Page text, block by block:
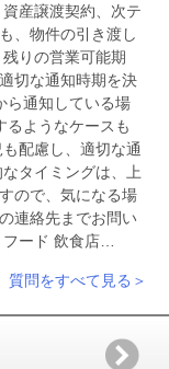
産譲渡契約、次テ
、物件の引き渡し
りの営業可能期
切な通知時期を決
ら通知している場
るようなケースも
配慮し、適切な通
タイミングは、上
ので、気になる場
連絡先までお問い
ード 飲食店…
質問をすべて見る＞